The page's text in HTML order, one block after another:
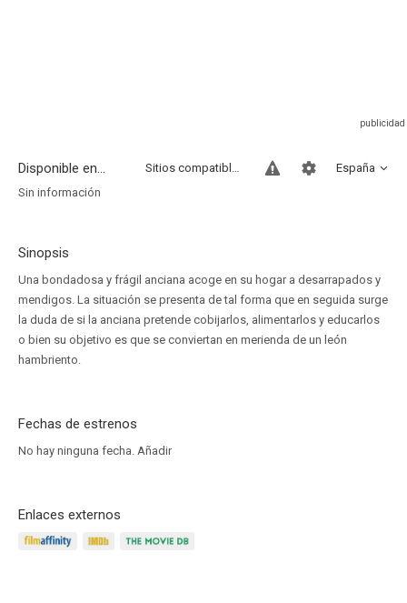
Disponible en... España
Sitios compatibles
Sin información
Sinopsis
Una bondadosa y frágil anciana acoge en su hogar a desarrapados y
mendigos. La situación se presenta de tal forma que en seguida surge
la duda de si la anciana pretende cobijarlos, alimentarlos y educarlos
o bien su objetivo es que se conviertan en merienda de un león
hambriento.
Fechas de estrenos
No hay ninguna fecha. Añadir
Enlaces externos